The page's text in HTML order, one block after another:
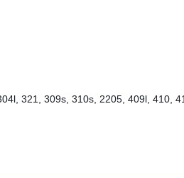
321, 309s, 310s, 2205, 409l, 410,